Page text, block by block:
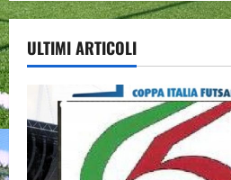
ULTIMI ARTICOLI